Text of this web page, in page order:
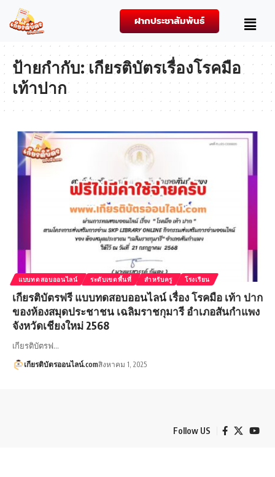
ฝากประชาสัมพันธ์
ป้ายกำกับ:เกียรติบัตรเรื่องโรคมือ
เท้าปาก
แบบทดสอบออนไลน์ ระดับเขตพื้นที่ สำหรับครู โรงเรียน
เกียรติบัตรฟรี แบบทดสอบออนไลน์ เรื่อง โรคมือ เท้า ปาก
ของห้องสมุดประชาชน เฉลิมราชกุมารี อำเภอสันกำแพง
จังหวัดเชียงใหม่ 2568
เกียรติบัตรฟ…
เกียรติบัตรออนไลน์.comสิงหาคม 1, 2025
Follow US